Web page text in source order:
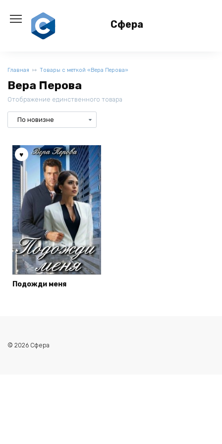
содержанию
Сфера
Главная Товары с меткой «Вера Перова»
Вера Перова
Отображение единственного товара
Подожди меня
© 2026 Сфера